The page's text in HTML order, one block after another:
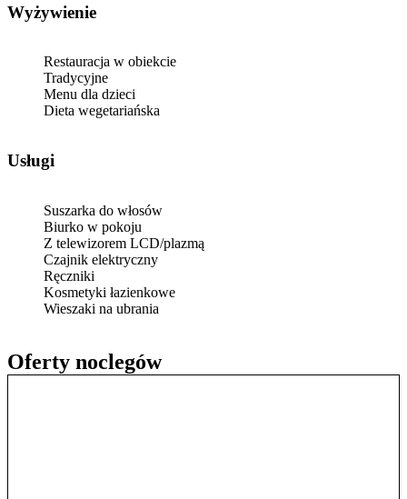
Oferty noclegów
Wyżywienie
Restauracja w obiekcie
Tradycyjne
Menu dla dzieci
Dieta wegetariańska
Usługi
Suszarka do włosów
Biurko w pokoju
Z telewizorem LCD/plazmą
Czajnik elektryczny
Ręczniki
Kosmetyki łazienkowe
Wieszaki na ubrania